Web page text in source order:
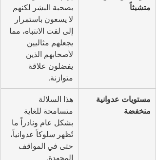
متشبثاً
بصحبة البشر لكنهم
لا يسعون باستمرار
إلى لفت الانتباه، مما
يجعلهم مثاليين
لأصحابهم الذين
يفضلون علاقة
متوازنة.
مستويات عدوانية
منخفضة
هذا السلالة
متسامحة للغاية
بشكل عام ونادراً ما
تُظهر سلوكاً عدوانياً،
حتى في المواقف
المجهدة.